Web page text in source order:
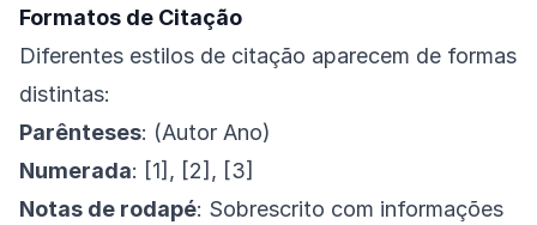
Formatos de Citação
Diferentes estilos de citação aparecem de formas
distintas:
Parênteses: (Autor Ano)
Numerada: [1], [2], [3]
Notas de rodapé: Sobrescrito com informações